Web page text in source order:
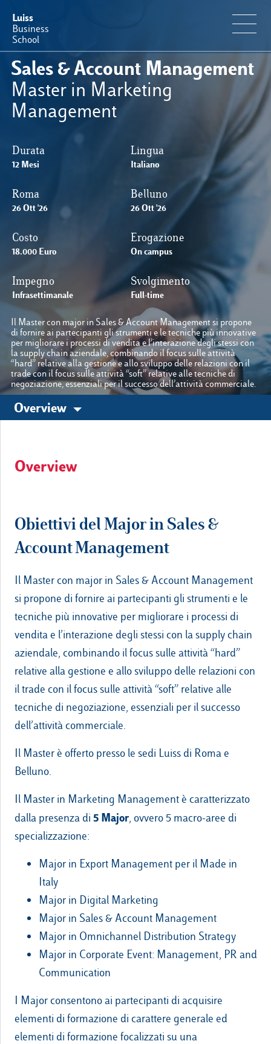
Luiss
Business
School
Offerta Formativa
Perché Luiss Business School
Faculty & Ricerca
Le nostre sedi
Luiss.it Alumni
Sales & Account Management
Master in Marketing
Management
Durata
12 Mesi
Lingua
Italiano
Roma
26 Ott '26
Belluno
26 Ott '26
Costo
18.000 Euro
Erogazione
On campus
Impegno
Infrasettimanale
Svolgimento
Full-time
Il Master con major in Sales & Account Management si propone
di fornire ai partecipanti gli strumenti e le tecniche più innovative
per migliorare i processi di vendita e l’interazione degli stessi con
la supply chain aziendale, combinando il focus sulle attività
“hard” relative alla gestione e allo sviluppo delle relazioni con il
trade con il focus sulle attività “soft” relative alle tecniche di
negoziazione, essenziali per il successo dell’attività commerciale.
Overview
Overview
Obiettivi del Major in Sales &
Account Management
Il Master con major in Sales & Account Management
si propone di fornire ai partecipanti gli strumenti e le
tecniche più innovative per migliorare i processi di
vendita e l’interazione degli stessi con la supply chain
aziendale, combinando il focus sulle attività “hard”
relative alla gestione e allo sviluppo delle relazioni con
il trade con il focus sulle attività “soft” relative alle
tecniche di negoziazione, essenziali per il successo
dell’attività commerciale.
Il Master è offerto presso le sedi Luiss di Roma e
Belluno.
Il Master in Marketing Management è caratterizzato
dalla presenza di 5 Major, ovvero 5 macro-aree di
specializzazione:
Major in Export Management per il Made in
Italy
Major in Digital Marketing
Major in Sales & Account Management
Major in Omnichannel Distribution Strategy
Major in Corporate Event: Management, PR and
Communication
I Major consentono ai partecipanti di acquisire
elementi di formazione di carattere generale ed
elementi di formazione focalizzati su una